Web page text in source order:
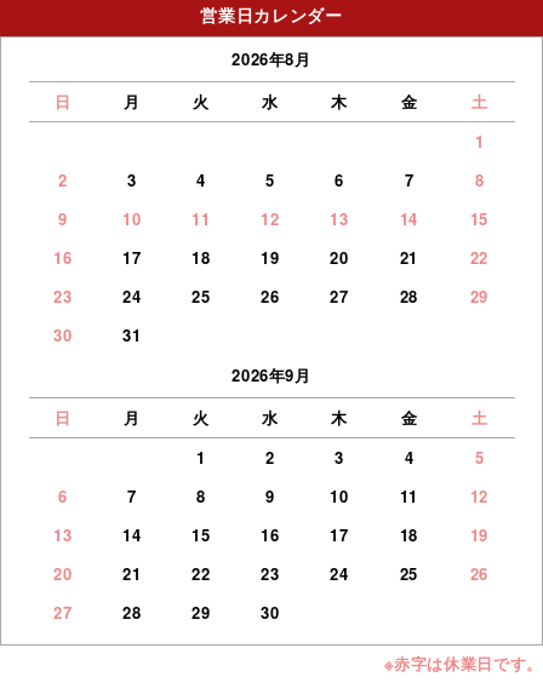
営業日カレンダー
2026年8月
日
月 火 水 木 金
土
1
2
3 4 5 6 7
8
9
10 11 12 13 14
15
16
17 18 19 20 21
22
23
24 25 26 27 28
29
30
31
2026年9月
日
月 火 水 木 金
土
1
2 3 4
5
6
7 8 9 10 11
12
13
14 15 16 17 18
19
20
21 22 23 24 25
26
27
28 29 30
※赤字は休業日です。